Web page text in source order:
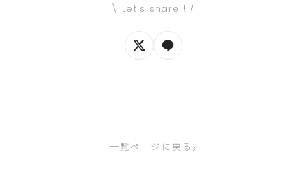
\ Let's share ! /
一覧ページに戻る ›